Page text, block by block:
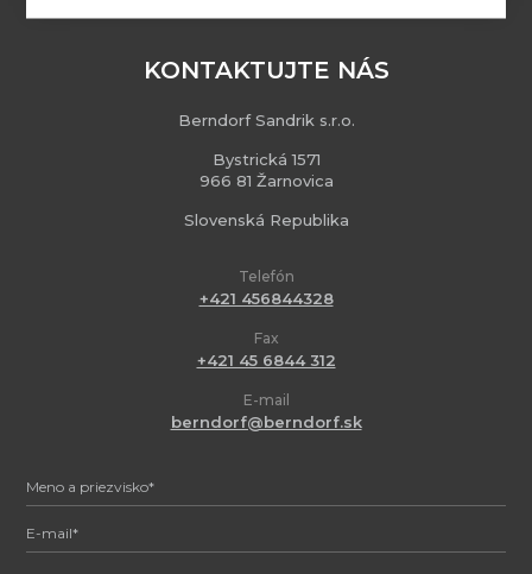
KONTAKTUJTE NÁS
Berndorf Sandrik s.r.o.
Bystrická 1571
966 81 Žarnovica
Slovenská Republika
Telefón
+421 456844328
Fax
+421 45 6844 312
E-mail
berndorf@berndorf.sk